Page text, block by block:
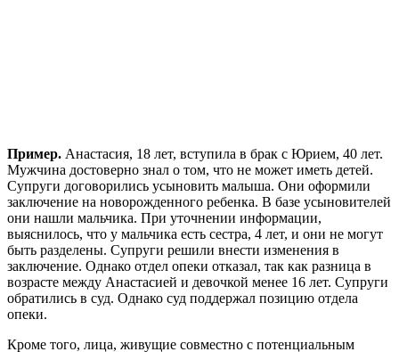
Пример. Анастасия, 18 лет, вступила в брак с Юрием, 40 лет.
Мужчина достоверно знал о том, что не может иметь детей.
Супруги договорились усыновить малыша. Они оформили
заключение на новорожденного ребенка. В базе усыновителей
они нашли мальчика. При уточнении информации,
выяснилось, что у мальчика есть сестра, 4 лет, и они не могут
быть разделены. Супруги решили внести изменения в
заключение. Однако отдел опеки отказал, так как разница в
возрасте между Анастасией и девочкой менее 16 лет. Супруги
обратились в суд. Однако суд поддержал позицию отдела
опеки.
Кроме того, лица, живущие совместно с потенциальным